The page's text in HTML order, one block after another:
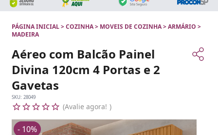
PÁGINA INICIAL>COZINHA> MOVEIS DE COZINHA>ARMÁRIO >
MADEIRA
Aéreo com Balcão Painel
Divina 120cm 4 Portas e 2
Gavetas
SKU: 28049
Avalie agora!
- 10%